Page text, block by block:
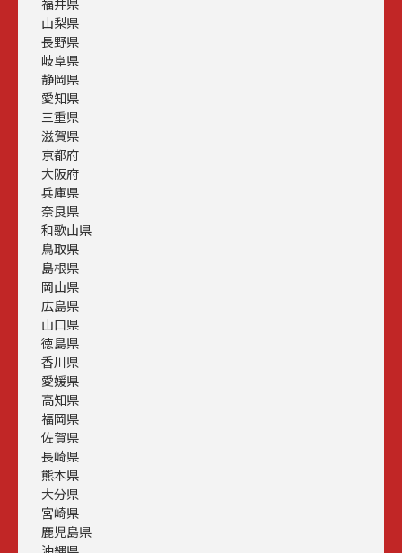
福井県
山梨県
長野県
岐阜県
静岡県
愛知県
三重県
滋賀県
京都府
大阪府
兵庫県
奈良県
和歌山県
鳥取県
島根県
岡山県
広島県
山口県
徳島県
香川県
愛媛県
高知県
福岡県
佐賀県
長崎県
熊本県
大分県
宮崎県
鹿児島県